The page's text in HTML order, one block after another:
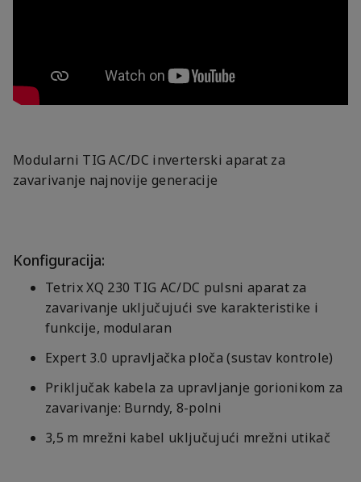
Modularni TIG AC/DC inverterski aparat za
zavarivanje najnovije generacije
Konfiguracija:
Tetrix XQ 230 TIG AC/DC pulsni aparat za
zavarivanje uključujući sve karakteristike i
funkcije, modularan
Expert 3.0 upravljačka ploča (sustav kontrole)
Priključak kabela za upravljanje gorionikom za
zavarivanje: Burndy, 8-polni
3,5 m mrežni kabel uključujući mrežni utikač